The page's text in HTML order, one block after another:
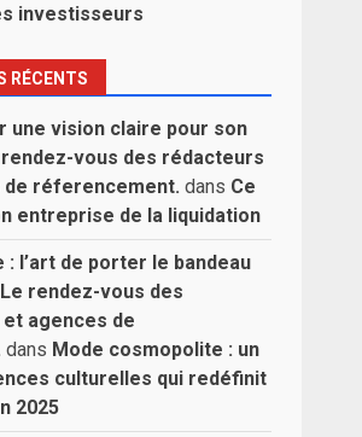
investisseurs
RÉCENTS
une vision claire pour son
vous des rédacteurs
de réferencement. dans Ce
entreprise de la liquidation
: l’art de porter le bandeau
rendez-vous des
agences de
dans Mode cosmopolite : un
culturelles qui redéfinit
2025